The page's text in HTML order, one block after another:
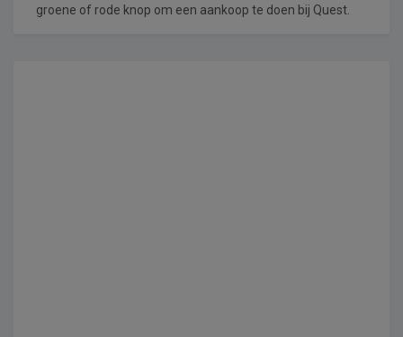
groene of rode knop om een aankoop te doen bij Quest.